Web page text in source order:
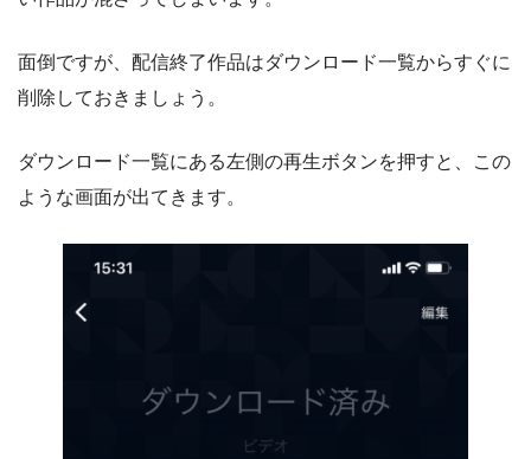
面倒ですが、配信終了作品はダウンロード一覧からすぐに
削除しておきましょう。
ダウンロード一覧にある左側の再生ボタンを押すと、この
ような画面が出てきます。